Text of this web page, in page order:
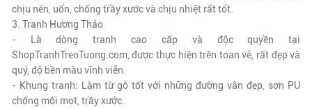
chịu nén, uốn, chống trầy xước và chịu nhiệt rất tốt.
3. Tranh Hương Thảo
- Là dòng tranh cao cấp và độc quyền tại
ShopTranhTreoTuong.com, được thực hiện trên toan vẽ, rất đẹp và
quý, độ bền màu vĩnh viễn.
- Khung tranh: Làm từ gỗ tốt với những đường vân đẹp, sơn PU
chống mối mọt, trầy xước.